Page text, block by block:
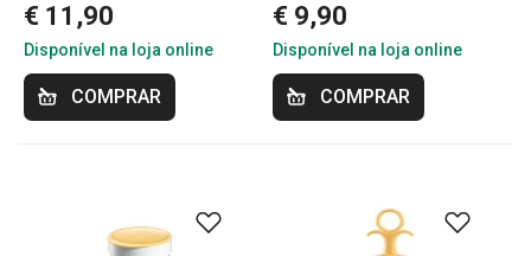
€ 11,90
Disponível na loja online
COMPRAR
€ 9,90
Disponível na loja online
COMPRAR